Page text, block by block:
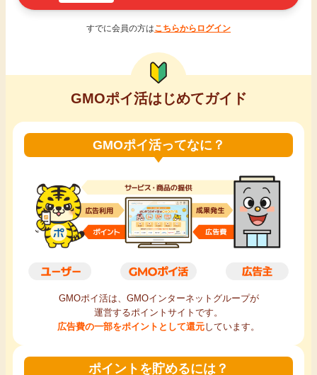
モニター
お友達紹介
カード比較
毎日ゲット
特集一覧
GMOポイ活の使い方
ヘルプセンター
美容・健康
月額有料サービス
銀行・金融・投資
家計の固定費
すでに会員の方はこちらからログイン
GMOポイ活はじめてガイド
GMOポイ活ってなに？
GMOポイ活は、GMOインターネットグループが
運営するポイントサイトです。
広告費の一部をポイントとして還元しています。
ポイントを貯めるには？